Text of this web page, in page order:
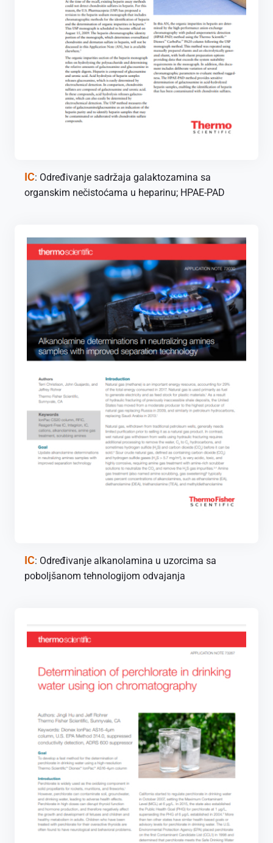
IC: Određivanje sadržaja galaktozamina sa
organskim nečistoćama u heparinu; HPAE-PAD
IC: Određivanje alkanolamina u uzorcima sa
poboljšanom tehnologijom odvajanja